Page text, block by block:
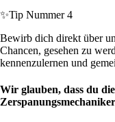
✨Tip Nummer 4
Bewirb dich direkt über
Chancen, gesehen zu
kennenzulernen und
Wir glauben, dass du